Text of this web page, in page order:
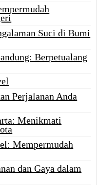
Suci di Bumi
Berpetualang
Perjalanan Anda
Menikmati
Mempermudah
dan Gaya dalam